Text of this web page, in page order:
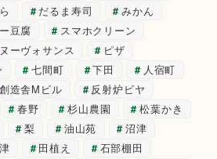
だるま寿司
みかん
豆腐
スマホクリーン
ヌーヴォサンス
ピザ
七間町 下田
人宿町
創造舎Mビル
反射炉ビヤ
春野 杉山農園
松葉かき
梨 油山苑
沼津
田植え
石部棚田